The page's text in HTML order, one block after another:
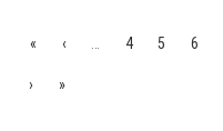
« ‹ 4 5 6
› »